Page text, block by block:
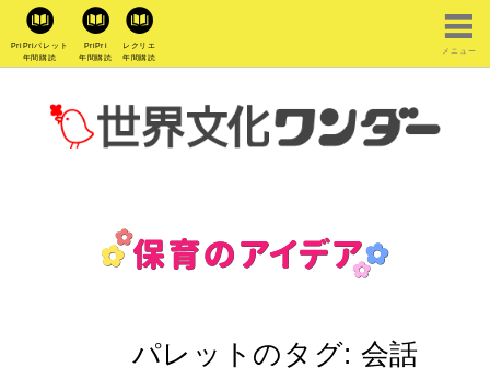
PriPriパレット
年間購読
PriPri
年間購読
レクリエ
年間購読
メニュー
パレットのタグ: 会話